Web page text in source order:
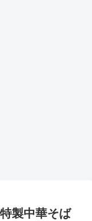
製中華そば